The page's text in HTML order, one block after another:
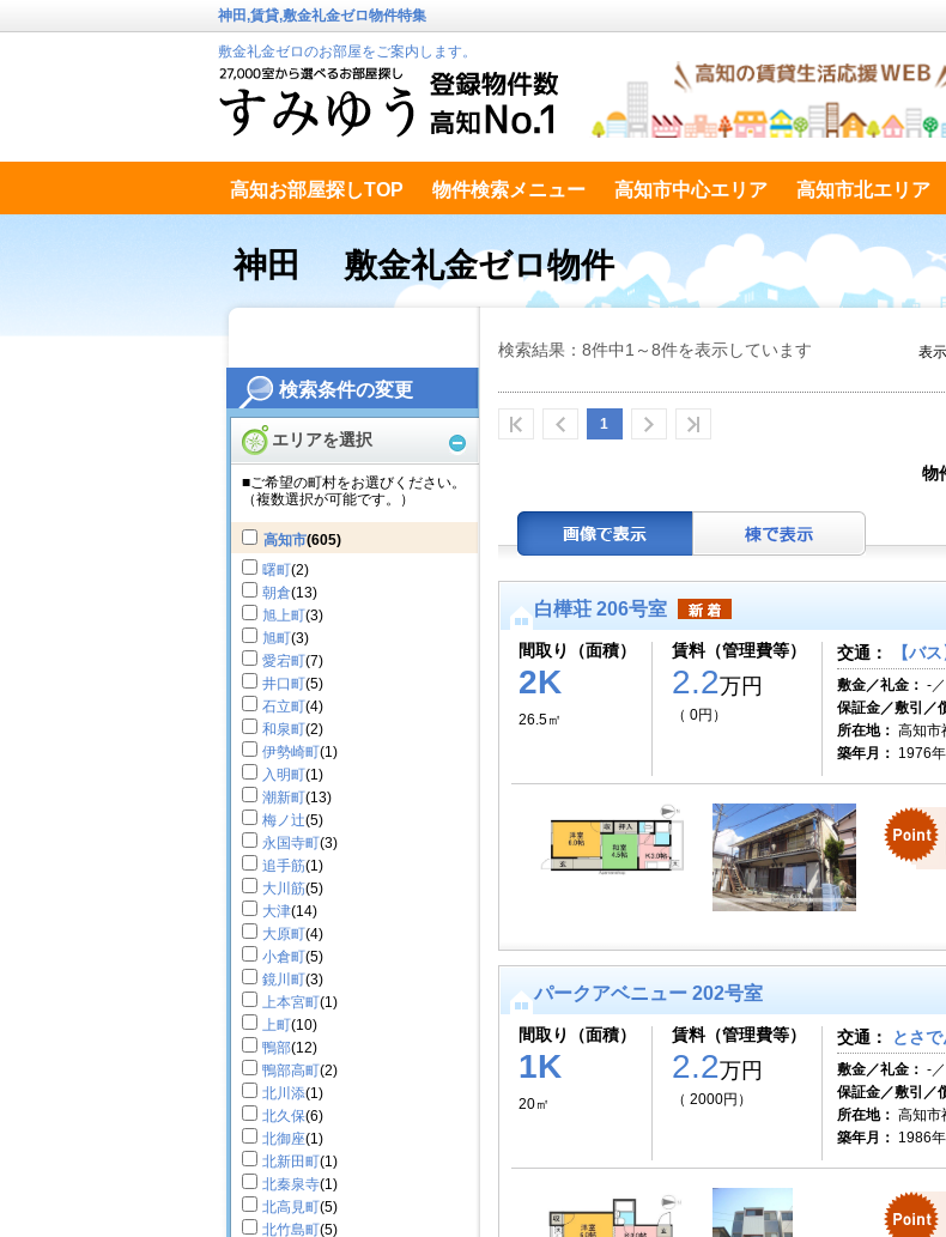
検索条件の変更
エリアを選択
■ご希望の町村をお選びください。
（複数選択が可能です。）
高知市(605)
曙町(2)
朝倉(13)
旭上町(3)
旭町(3)
愛宕町(7)
井口町(5)
石立町(4)
和泉町(2)
伊勢崎町(1)
入明町(1)
潮新町(13)
梅ノ辻(5)
永国寺町(3)
追手筋(1)
大川筋(5)
大津(14)
大原町(4)
小倉町(5)
鏡川町(3)
上本宮町(1)
上町(10)
鴨部(12)
鴨部高町(2)
北川添(1)
北久保(6)
北御座(1)
北新田町(1)
北秦泉寺(1)
北高見町(5)
北竹島町(5)
神田,賃貸,敷金礼金ゼロ物件特集
敷金礼金ゼロのお部屋をご案内します。
高知お部屋探しTOP 物件検索メニュー 高知市中心エリア 高知市北エリア
高知市南エリア テキストデータ
神田 敷金礼金ゼロ物件
検索結果：8件中1～8件を表示しています
1
表
物
白樺荘 206号室
間取り（面積）
2K
26.5㎡
賃料（管理費等）
2.2万円
（ 0円）
交通： 【バ
敷金／礼金： -
保証金／敷引／
所在地： 高知市
築年月： 1976
パークアベニュー 202号室
間取り（面積）
1K
20㎡
賃料（管理費等）
2.2万円
（ 2000円）
交通： とさ
敷金／礼金： -
保証金／敷引／
所在地： 高知市
築年月： 1986